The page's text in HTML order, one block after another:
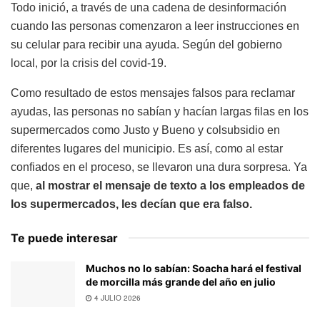
Todo inició, a través de una cadena de desinformación
cuando las personas comenzaron a leer instrucciones en
su celular para recibir una ayuda. Según del gobierno
local, por la crisis del covid-19.
Como resultado de estos mensajes falsos para reclamar
ayudas, las personas no sabían y hacían largas filas en los
supermercados como Justo y Bueno y colsubsidio en
diferentes lugares del municipio. Es así, como al estar
confiados en el proceso, se llevaron una dura sorpresa. Ya
que, al mostrar el mensaje de texto a los empleados de
los supermercados, les decían que era falso.
Te puede interesar
Muchos no lo sabían: Soacha hará el festival
de morcilla más grande del año en julio
4 JULIO 2026